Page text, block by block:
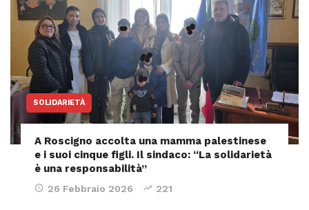
SOLIDARIETÀ
A Roscigno accolta una mamma palestinese
e i suoi cinque figli. Il sindaco: “La solidarietà
è una responsabilità”
26 Febbraio 2026 221